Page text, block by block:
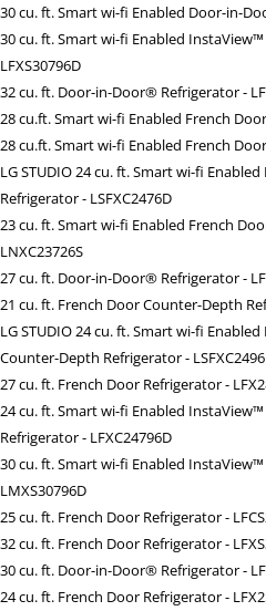
30 cu. ft. Smart wi-fi Enabled Door-in-
30 cu. ft. Smart wi-fi Enabled
LFXS30796D
32 cu. ft. Door-in-Door® Refrigerator -
28 cu.ft. Smart wi-fi Enabled French
28 cu.ft. Smart wi-fi Enabled French
LG STUDIO 24 cu. ft. Smart wi-fi
Refrigerator - LSFXC2476D
23 cu. ft. Smart wi-fi Enabled French
LNXC23726S
27 cu. ft. Door-in-Door® Refrigerator -
21 cu. ft. French Door Counter-Depth
LG STUDIO 24 cu. ft. Smart wi-fi
Counter-Depth Refrigerator -
27 cu. ft. French Door Refrigerator -
24 cu. ft. Smart wi-fi Enabled
Refrigerator - LFXC24796D
30 cu. ft. Smart wi-fi Enabled
LMXS30796D
25 cu. ft. French Door Refrigerator -
32 cu. ft. French Door Refrigerator -
30 cu. ft. Door-in-Door® Refrigerator -
24 cu. ft. French Door Refrigerator -